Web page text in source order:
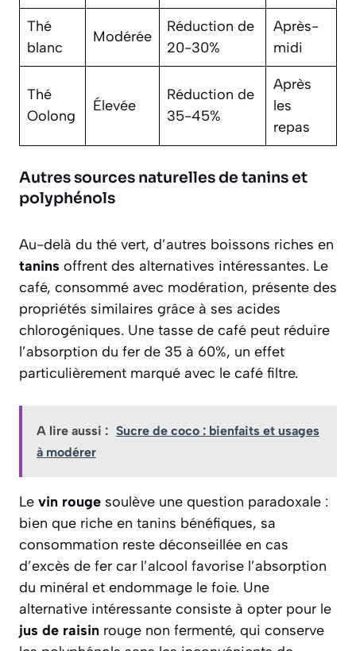
Thé
blanc
Modérée
Réduction de
20-30%
Après-
midi
Thé
Oolong
Élevée
Réduction de
35-45%
Après
les
repas
Autres sources naturelles de tanins et
polyphénols
Au-delà du thé vert, d’autres boissons riches en
tanins offrent des alternatives intéressantes. Le
café, consommé avec modération, présente des
propriétés similaires grâce à ses acides
chlorogéniques. Une tasse de café peut réduire
l’absorption du fer de 35 à 60%, un effet
particulièrement marqué avec le café filtre.
A lire aussi : Sucre de coco : bienfaits et usages
à modérer
Le vin rouge soulève une question paradoxale :
bien que riche en tanins bénéfiques, sa
consommation reste déconseillée en cas
d’excès de fer car l’alcool favorise l’absorption
du minéral et endommage le foie. Une
alternative intéressante consiste à opter pour le
jus de raisin rouge non fermenté, qui conserve